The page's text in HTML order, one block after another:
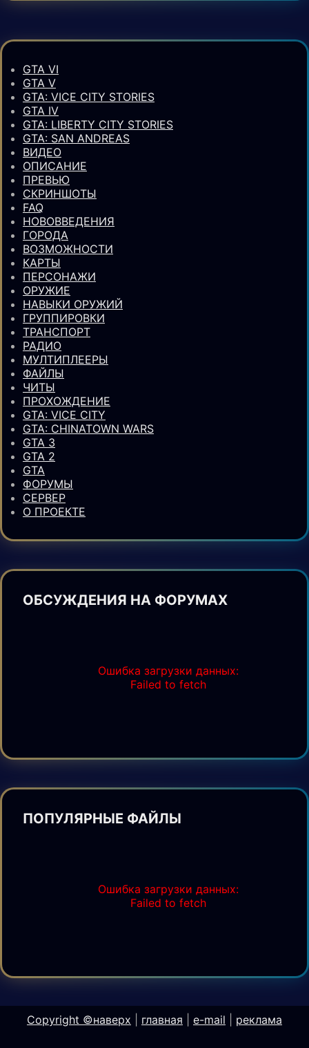
GTA VI
GTA V
GTA: VICE CITY STORIES
GTA IV
GTA: LIBERTY CITY STORIES
GTA: SAN ANDREAS
ВИДЕО
ОПИСАНИЕ
ПРЕВЬЮ
СКРИНШОТЫ
FAQ
НОВОВВЕДЕНИЯ
ГОРОДА
ВОЗМОЖНОСТИ
КАРТЫ
ПЕРСОНАЖИ
ОРУЖИЕ
НАВЫКИ ОРУЖИЙ
ГРУППИРОВКИ
ТРАНСПОРТ
РАДИО
МУЛТИПЛЕЕРЫ
ФАЙЛЫ
ЧИТЫ
ПРОХОЖДЕНИЕ
GTA: VICE CITY
GTA: CHINATOWN WARS
GTA 3
GTA 2
GTA
ФОРУМЫ
СЕРВЕР
О ПРОЕКТЕ
ОБСУЖДЕНИЯ НА ФОРУМАХ
Ошибка загрузки данных:
Failed to fetch
ПОПУЛЯРНЫЕ ФАЙЛЫ
Ошибка загрузки данных:
Failed to fetch
Copyright ©наверх главная e-mail реклама